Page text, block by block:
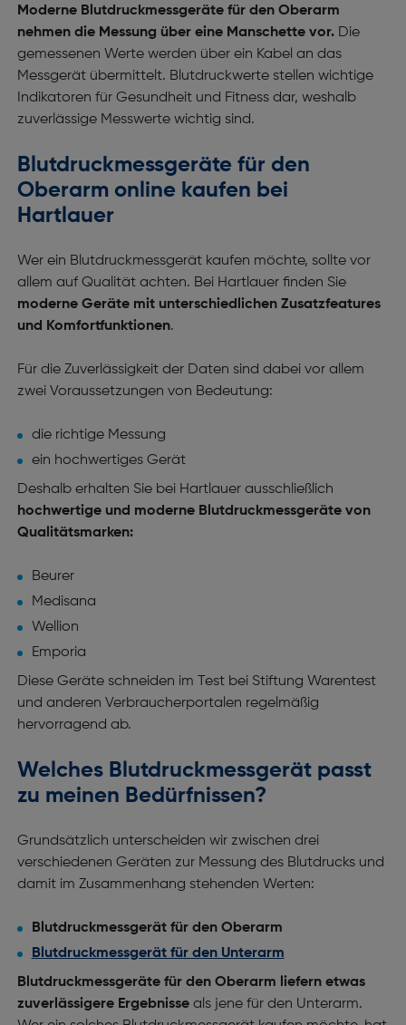
Moderne Blutdruckmessgeräte für den Oberarm
nehmen die Messung über eine Manschette vor.Die
gemessenen Werte werden über ein Kabel an das
Messgerät übermittelt. Blutdruckwerte stellen wichtige
Indikatoren für Gesundheit und Fitness dar, weshalb
zuverlässige Messwerte wichtig sind.
Blutdruckmessgeräte für den
Oberarm online kaufen bei
Hartlauer
Wer ein Blutdruckmessgerät kaufen möchte, sollte vor
allem auf Qualität achten. Bei Hartlauer finden Sie
moderne Geräte mit unterschiedlichen Zusatzfeatures
und Komfortfunktionen.
Für die Zuverlässigkeit der Daten sind dabei vor allem
zwei Voraussetzungen von Bedeutung:
die richtige Messung
ein hochwertiges Gerät
Deshalb erhalten Sie bei Hartlauer ausschließlich
hochwertige und moderne Blutdruckmessgeräte von
Qualitätsmarken:
Beurer
Medisana
Wellion
Emporia
Diese Geräte schneiden im Test bei Stiftung Warentest
und anderen Verbraucherportalen regelmäßig
hervorragend ab.
Welches Blutdruckmessgerät passt
zu meinen Bedürfnissen?
Grundsätzlich unterscheiden wir zwischen drei
verschiedenen Geräten zur Messung des Blutdrucks und
damit im Zusammenhang stehenden Werten:
Blutdruckmessgerät für den Oberarm
Blutdruckmessgerät für den Unterarm
Blutdruckmessgeräte für den Oberarm liefern etwas
zuverlässigere Ergebnisseals jene für den Unterarm.